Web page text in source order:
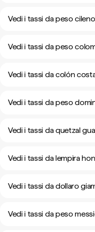
Vedi i tassi da peso
Vedi i tassi da peso
Vedi i tassi da colón
Vedi i tassi da peso
Vedi i tassi da quetzal
Vedi i tassi da lempira
Vedi i tassi da dollaro
Vedi i tassi da peso